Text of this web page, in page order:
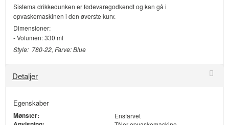
Sistema drikkedunken er fødevaregodkendt og kan gå i
opvaskemaskinen i den øverste kurv.
Dimensioner:
- Volumen: 330 ml
Style: 780-22, Farve: Blue
Detaljer
Egenskaber
Mønster: Ensfarvet